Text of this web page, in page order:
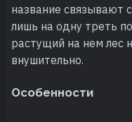
название связывают
лишь на одну треть
растущий на нем лес
внушительно.
Особенности